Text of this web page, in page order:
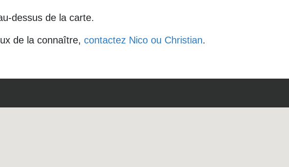
dessus de la carte.
de la connaître, contactez Nico ou Christian.